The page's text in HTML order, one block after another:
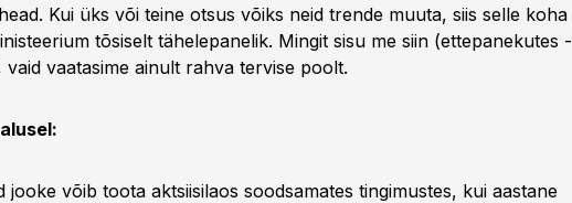
Kui üks või teine otsus võiks neid trende muuta, siis selle koha
tõsiselt tähelepanelik. Mingit sisu me siin (ettepanekutes -
vaid vaatasime ainult rahva tervise poolt.
jooke võib toota aktsiisilaos soodsamates tingimustes, kui aastane